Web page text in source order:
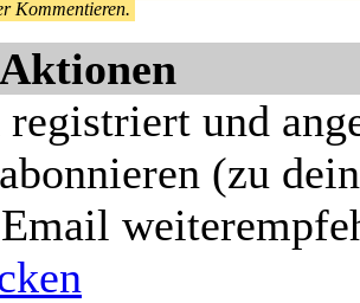
Kommentieren.
registriert und
(zu